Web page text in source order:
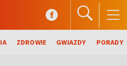
ZDROWIE GWIAZDY PORADY